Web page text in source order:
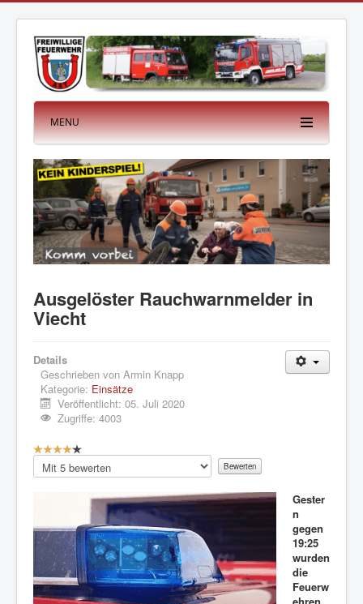
MENU
Ausgelöster Rauchwarnmelder in
Viecht
Details
Geschrieben von Armin Knapp
Kategorie: Einsätze
Veröffentlicht: 05. Juli 2020
Zugriffe: 4003
B
e
w
u
n
:
Bitte
bewerten
Gester
n
gegen
19:25
wurden
die
Feuerw